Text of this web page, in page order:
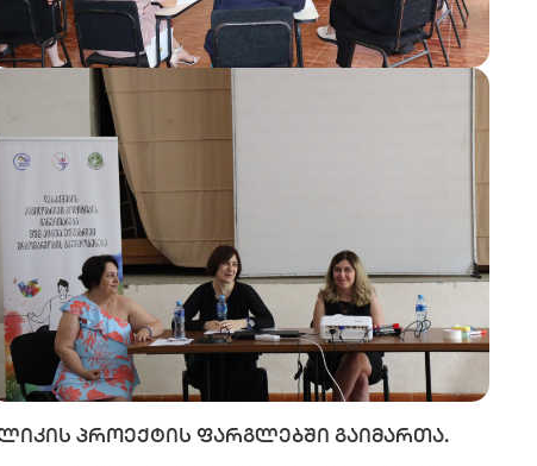
პროექტის ფარგლებში გაიმართა.